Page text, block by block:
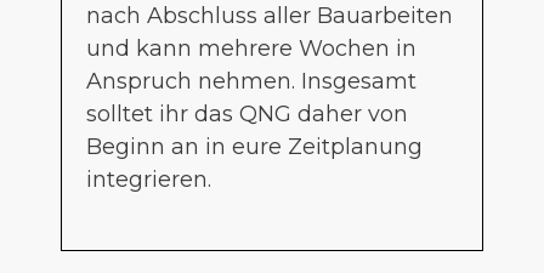
nach Abschluss aller Bauarbeiten
und kann mehrere Wochen in
Anspruch nehmen. Insgesamt
solltet ihr das QNG daher von
Beginn an in eure Zeitplanung
integrieren.